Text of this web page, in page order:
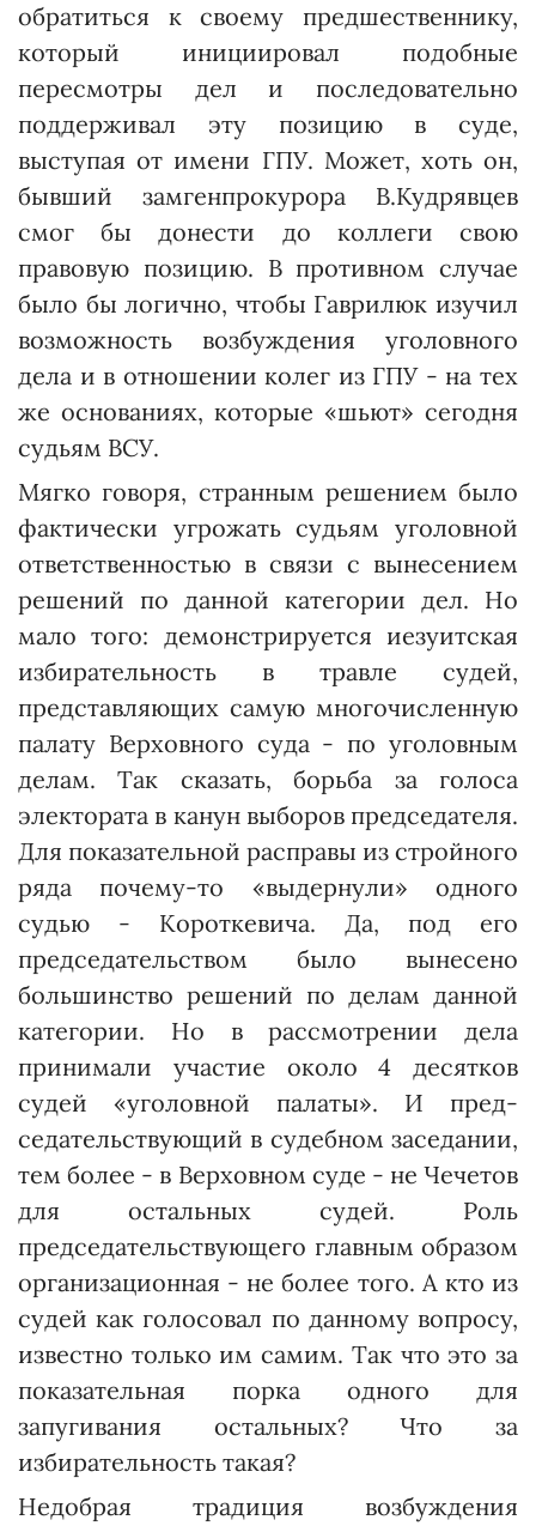
обратиться к своему предшественнику,
который инициировал подобные
пересмотры дел и последовательно
поддерживал эту позицию в суде,
выступая от имени ГПУ. Может, хоть он,
бывший замгенпрокурора В.Кудрявцев
смог бы донести до коллеги свою
правовую позицию. В противном случае
было бы логично, чтобы Гаврилюк изучил
возможность возбуждения уголовного
дела и в отношении колег из ГПУ - на тех
же основаниях, которые «шьют» сегодня
судьям ВСУ.
Мягко говоря, странным решением было
фактически угрожать судьям уголовной
ответственностью в связи с вынесением
решений по данной категории дел. Но
мало того: демонстрируется иезуитская
избирательность в травле судей,
представляющих самую многочисленную
палату Верховного суда - по уголовным
делам. Так сказать, борьба за голоса
электората в канун выборов председателя.
Для показательной расправы из стройного
ряда почему-то «выдернули» одного
судью - Короткевича. Да, под его
председательством было вынесено
большинство решений по делам данной
категории. Но в рассмотрении дела
принимали участие около 4 десятков
судей «уголовной палаты». И пред­
седательствующий в судебном заседании,
тем более - в Верховном суде - не Чечетов
для остальных судей. Роль
председательствующего главным образом
организационная - не более того. А кто из
судей как голосовал по данному вопросу,
известно только им самим. Так что это за
показательная порка одного для
запугивания остальных? Что за
избирательность такая?
Недобрая традиция возбуждения